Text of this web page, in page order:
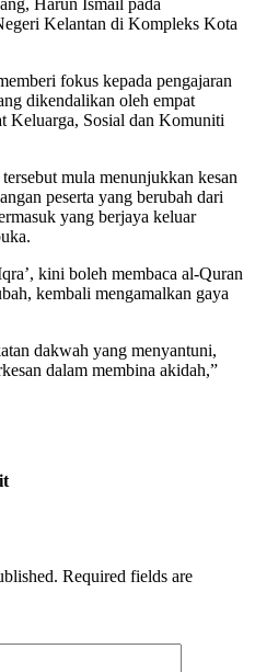
Kelantan di Kompleks Kota
fokus kepada pengajaran
dikendalikan oleh empat
Keluarga, Sosial dan Komuniti
mula menunjukkan kesan
peserta yang berubah dari
yang berjaya keluar
kini boleh membaca al-Quran
kembali mengamalkan gaya
dakwah yang menyantuni,
dalam membina akidah,”
Required fields are